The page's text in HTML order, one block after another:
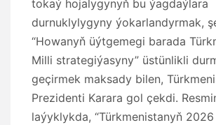
tokaý hojalygynyň bu ýagdaýlara
durnuklylygyny ýokarlandyrmak,
“Howanyň üýtgemegi barada
Milli strategiýasyny” üstünlikli
geçirmek maksady bilen,
Prezidenti Karara gol çekdi.
laýyklykda, “Türkmenistanyň